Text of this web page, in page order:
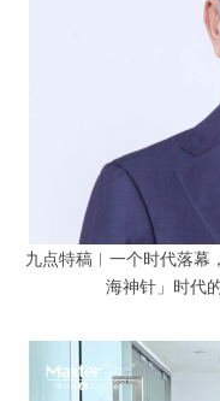
九点特稿︱一个时代落幕
海神针」时代